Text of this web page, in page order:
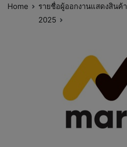
Home
รายชื่อผู้ออกงานแสดงสินค้า
2025